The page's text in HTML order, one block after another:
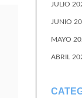
JULIO
JUNIO
MAYO
ABRIL